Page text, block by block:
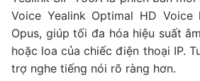
Voice Yealink Optimal HD
Opus, giúp tối đa hóa hiệu suất
hoặc loa của chiếc điện thoại IP.
trợ nghe tiếng nói rõ ràng hơn.